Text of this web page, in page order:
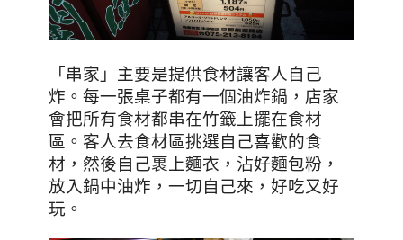
「串家」主要是提供食材讓客人自己
炸。每一張桌子都有一個油炸鍋，店家
會把所有食材都串在竹籤上擺在食材
區。客人去食材區挑選自己喜歡的食
材，然後自己裹上麵衣， 沾好麵包粉，
放入鍋中油炸，一切自己來，好吃又好
玩。